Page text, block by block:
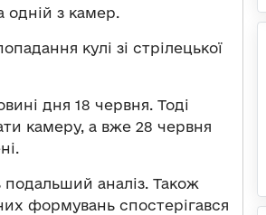
одній з камер.
кулі зі стрілецької
дня 18 червня. Тоді
камеру, а вже 28 червня
подальший аналіз. Також
формувань спостерігався